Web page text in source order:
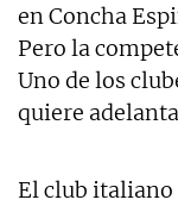
en Concha
Pero la
Uno de los
quiere
El club italiano